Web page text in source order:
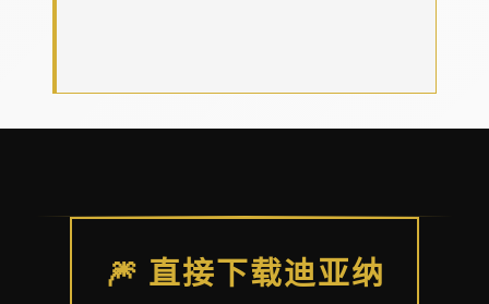
🎆 直接下载迪亚纳